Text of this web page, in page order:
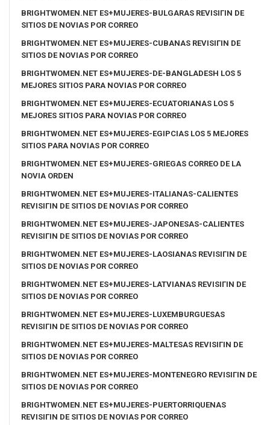
BRIGHTWOMEN.NET ES+MUJERES-BULGARAS REVISIГІN DE
SITIOS DE NOVIAS POR CORREO
BRIGHTWOMEN.NET ES+MUJERES-CUBANAS REVISIГІN DE
SITIOS DE NOVIAS POR CORREO
BRIGHTWOMEN.NET ES+MUJERES-DE-BANGLADESH LOS 5
MEJORES SITIOS PARA NOVIAS POR CORREO
BRIGHTWOMEN.NET ES+MUJERES-ECUATORIANAS LOS 5
MEJORES SITIOS PARA NOVIAS POR CORREO
BRIGHTWOMEN.NET ES+MUJERES-EGIPCIAS LOS 5 MEJORES
SITIOS PARA NOVIAS POR CORREO
BRIGHTWOMEN.NET ES+MUJERES-GRIEGAS CORREO DE LA
NOVIA ORDEN
BRIGHTWOMEN.NET ES+MUJERES-ITALIANAS-CALIENTES
REVISIГІN DE SITIOS DE NOVIAS POR CORREO
BRIGHTWOMEN.NET ES+MUJERES-JAPONESAS-CALIENTES
REVISIГІN DE SITIOS DE NOVIAS POR CORREO
BRIGHTWOMEN.NET ES+MUJERES-LAOSIANAS REVISIГІN DE
SITIOS DE NOVIAS POR CORREO
BRIGHTWOMEN.NET ES+MUJERES-LATVIANAS REVISIГІN DE
SITIOS DE NOVIAS POR CORREO
BRIGHTWOMEN.NET ES+MUJERES-LUXEMBURGUESAS
REVISIГІN DE SITIOS DE NOVIAS POR CORREO
BRIGHTWOMEN.NET ES+MUJERES-MALTESAS REVISIГІN DE
SITIOS DE NOVIAS POR CORREO
BRIGHTWOMEN.NET ES+MUJERES-MONTENEGRO REVISIГІN DE
SITIOS DE NOVIAS POR CORREO
BRIGHTWOMEN.NET ES+MUJERES-PUERTORRIQUENAS
REVISIГІN DE SITIOS DE NOVIAS POR CORREO